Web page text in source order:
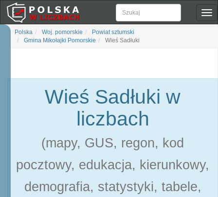
Polska Woj. pomorskie
Powiat sztumski
Gmina Mikołajki Pomorskie
Wieś Sadłuki
Wieś Sadłuki w
liczbach
(mapy, GUS, regon, kod
pocztowy, edukacja, kierunkowy,
demografia, statystyki, tabele,